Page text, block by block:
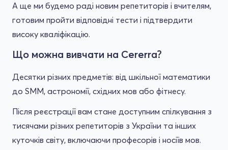
А ще ми будемо раді новим репетиторів і вчителям,
готовим пройти відповідні тести і підтвердити
високу кваліфікацію.
Що можна вивчати на Cererra?
Десятки різних предметів: від шкільної математики
до SMM, астрономії, східних мов або фітнесу.
Після реєстрації вам стане доступним спілкування з
тисячами різних репетиторів з України та інших
куточків світу, включаючи професорів і носіїв мов.